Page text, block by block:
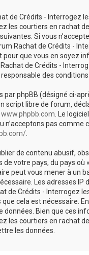
de Crédits - Interrogez
les courtiers en rachat
Si vous
Rachat de Crédits -
que vous en soyez
de Crédits -
des
phpBB (désigné ci-
script libre de forum,
www.phpbb.com . Le
n’acceptons pas
de contenu abusif,
votre pays, du pays
peut vous mener à un
Les adresses
de Crédits - Interrogez
cela est nécessaire.
données. Bien que ces
les courtiers en rachat
les données.